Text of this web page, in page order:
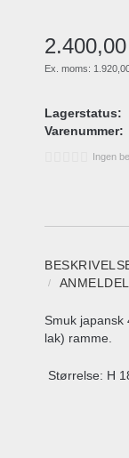
2.400,00
Ex. moms:
Lagerstatus:
Varenummer:
Ingen
Smuk
lak) ramme.
Størrelse: H